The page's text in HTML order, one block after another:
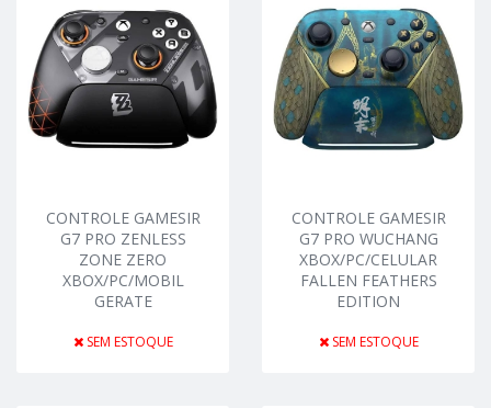
CONTROLE GAMESIR
G7 PRO ZENLESS
ZONE ZERO
XBOX/PC/MOBIL
GERATE
SEM ESTOQUE
CONTROLE GAMESIR
G7 PRO WUCHANG
XBOX/PC/CELULAR
FALLEN FEATHERS
EDITION
SEM ESTOQUE